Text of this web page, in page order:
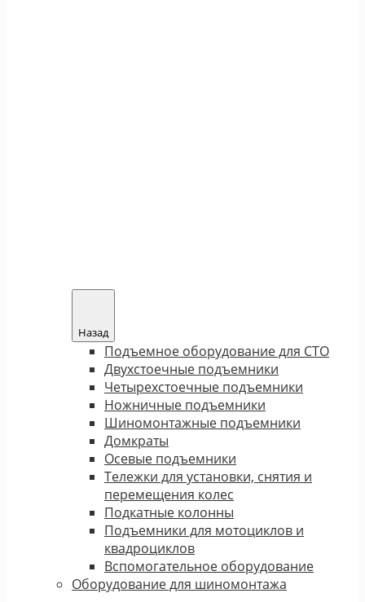
Назад
Подъемное оборудование для СТО
Двухстоечные подъемники
Четырехстоечные подъемники
Ножничные подъемники
Шиномонтажные подъемники
Домкраты
Осевые подъемники
Тележки для установки, снятия и
перемещения колес
Подкатные колонны
Подъемники для мотоциклов и
квадроциклов
Вспомогательное оборудование
Оборудование для шиномонтажа